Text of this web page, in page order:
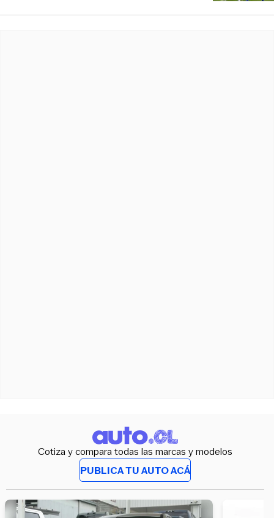
Cotiza y compara todas las marcas y modelos
PUBLICA TU AUTO ACÁ